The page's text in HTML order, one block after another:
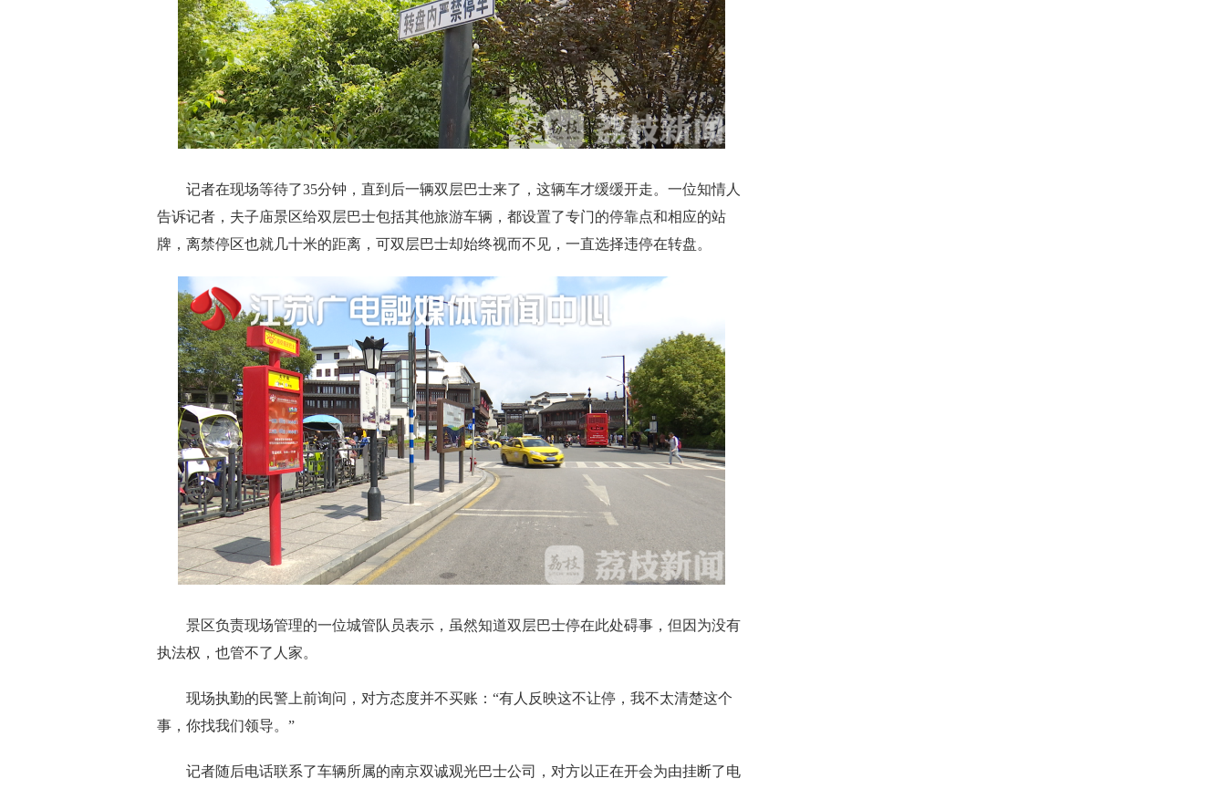
记者在现场等待了35分钟，直到后一辆双层巴士来了，这辆车才缓缓开走。一位知情人
告诉记者，夫子庙景区给双层巴士包括其他旅游车辆，都设置了专门的停靠点和相应的站
牌，离禁停区也就几十米的距离，可双层巴士却始终视而不见，一直选择违停在转盘。
景区负责现场管理的一位城管队员表示，虽然知道双层巴士停在此处碍事，但因为没有
执法权，也管不了人家。
现场执勤的民警上前询问，对方态度并不买账：“有人反映这不让停，我不太清楚这个
事，你找我们领导。”
记者随后电话联系了车辆所属的南京双诚观光巴士公司，对方以正在开会为由挂断了电